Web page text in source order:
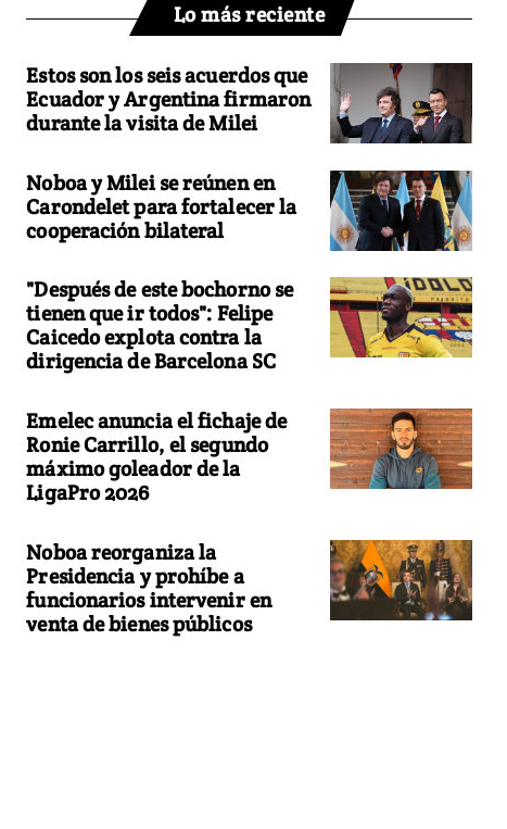
Lo más reciente
Estos son los seis acuerdos que
Ecuador y Argentina firmaron
durante la visita de Milei
Noboa y Milei se reúnen en
Carondelet para fortalecer la
cooperación bilateral
"Después de este bochorno se
tienen que ir todos": Felipe
Caicedo explota contra la
dirigencia de Barcelona SC
Emelec anuncia el fichaje de
Ronie Carrillo, el segundo
máximo goleador de la
LigaPro 2026
Noboa reorganiza la
Presidencia y prohíbe a
funcionarios intervenir en
venta de bienes públicos